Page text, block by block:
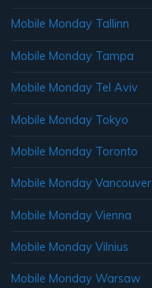
Mobile Monday Tallinn
Mobile Monday Tampa
Mobile Monday Tel Aviv
Mobile Monday Tokyo
Mobile Monday Toronto
Mobile Monday Vancouver
Mobile Monday Vienna
Mobile Monday Vilnius
Mobile Monday Warsaw